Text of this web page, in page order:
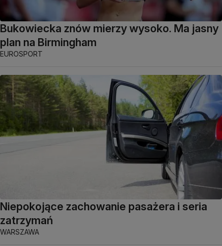
Bukowiecka znów mierzy wysoko. Ma jasny
plan na Birmingham
EUROSPORT
Niepokojące zachowanie pasażera i seria
zatrzymań
WARSZAWA